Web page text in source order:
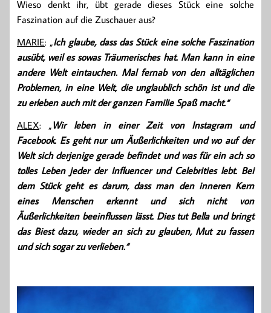
Wieso denkt ihr, übt gerade dieses Stück eine solche
Faszination auf die Zuschauer aus?
MARIE: „Ich glaube, dass das Stück eine solche Faszination
ausübt, weil es sowas Träumerisches hat. Man kann in eine
andere Welt eintauchen. Mal fernab von den alltäglichen
Problemen, in eine Welt, die unglaublich schön ist und die
zu erleben auch mit der ganzen Familie Spaß macht.“
ALEX: „Wir leben in einer Zeit von Instagram und
Facebook. Es geht nur um Äußerlichkeiten und wo auf der
Welt sich derjenige gerade befindet und was für ein ach so
tolles Leben jeder der Influencer und Celebrities lebt. Bei
dem Stück geht es darum, dass man den inneren Kern
eines Menschen erkennt und sich nicht von
Äußerlichkeiten beeinflussen lässt. Dies tut Bella und bringt
das Biest dazu, wieder an sich zu glauben, Mut zu fassen
und sich sogar zu verlieben.“